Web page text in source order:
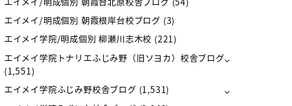
エイメイ/明成個別 朝霞根岸台校ブログ (3)
エイメイ学院/明成個別 柳瀬川志木校 (221)
エイメイ学院トナリエふじみ野（旧ソヨカ）校舎ブログ
(1,551)
エイメイ学院ふじみ野校舎ブログ (1,531)